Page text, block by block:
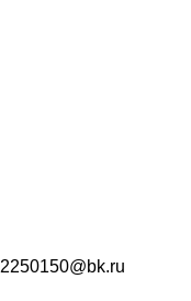
2250150@bk.ru